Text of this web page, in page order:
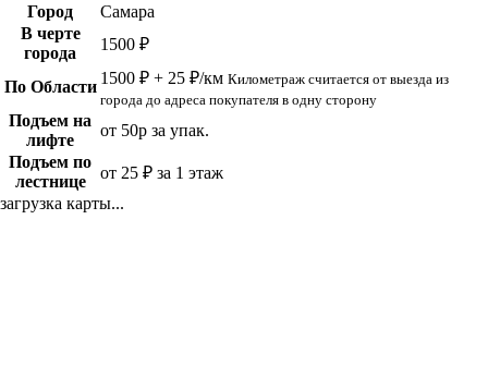
Город
Самара
В черте
города
1500 ₽
По Области 1500 ₽ + 25 ₽/км Километраж считается от выезда из
города до адреса покупателя в одну сторону
Подъем на
лифте
от 50р за упак.
Подъем по
лестнице
от 25 ₽ за 1 этаж
загрузка карты...